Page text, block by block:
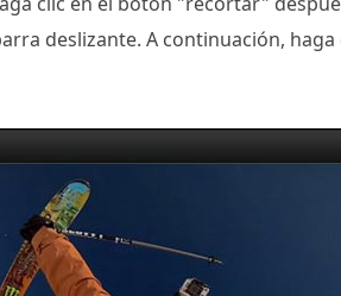
deslizante. A continuación,